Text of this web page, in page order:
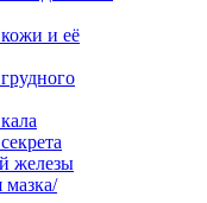
и её
железы
мазка/